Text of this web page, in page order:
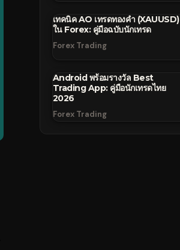
เทคนิค AO เทรดทองคำ (XAUUSD)
ใน Forex: คู่มือฉบับนักเทรด
Forex Trading
Android พร้อมรางวัล Best
Trading App: คู่มือนักเทรดไทย
2026
Forex Trading